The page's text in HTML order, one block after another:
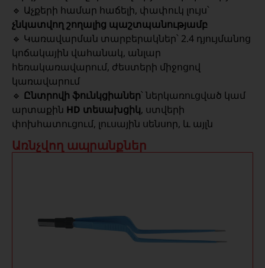
🔹 Աչքերի համար հաճելի, փափուկ լույս՝
չնկատվող շողալից պաշտպանությամբ
🔹 Կառավարման տարբերակներ՝ 2.4 դյույմանոց
կոճակային վահանակ, անլար
հեռակառավարում, ժեստերի միջոցով
կառավարում
🔹 Ընտրովի ֆունկցիաներ՝ ներկառուցված կամ
արտաքին HD տեսախցիկ, ստվերի
փոխհատուցում, լուսային սենսոր, և այլն
Առնչվող ապրանքներ